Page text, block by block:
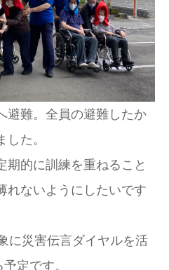
避難。全員の避難したか
た。
的に訓練を重ねること
れないようにしたいです
に災害伝言ダイヤルを活
定です。